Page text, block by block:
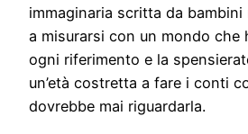
immaginaria scritta da
a misurarsi con un mondo
ogni riferimento e la
un’età costretta a fare i conti
dovrebbe mai riguardarla.